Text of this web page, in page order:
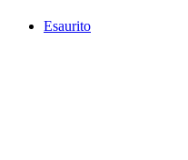
Esaurito